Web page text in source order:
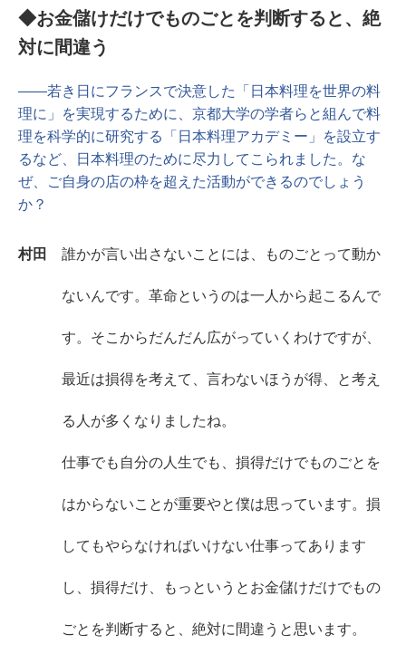
◆お金儲けだけでものごとを判断すると、絶
対に間違う
――若き日にフランスで決意した「日本料理を世界の料
理に」を実現するために、京都大学の学者らと組んで料
理を科学的に研究する「日本料理アカデミー」を設立す
るなど、日本料理のために尽力してこられました。な
ぜ、ご自身の店の枠を超えた活動ができるのでしょう
か？
村田 誰かが言い出さないことには、ものごとって動か
ないんです。革命というのは一人から起こるんで
す。そこからだんだん広がっていくわけですが、
最近は損得を考えて、言わないほうが得、と考え
る人が多くなりましたね。
仕事でも自分の人生でも、損得だけでものごとを
はからないことが重要やと僕は思っています。損
してもやらなければいけない仕事ってあります
し、損得だけ、もっというとお金儲けだけでもの
ごとを判断すると、絶対に間違うと思います。